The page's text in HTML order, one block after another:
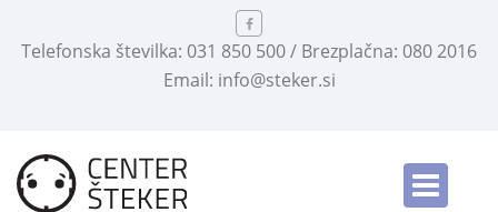
Telefonska številka: 031 850 500 / Brezplačna: 080 2016
Email: info@steker.si